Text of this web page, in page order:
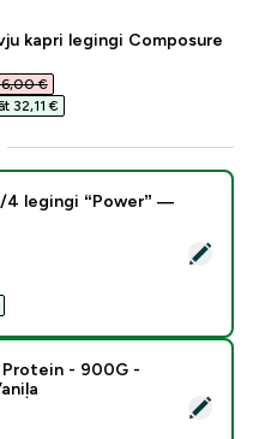
kapri legingi Composure
€‎
32,11 €‎
sieviešu 3/4 legingi “Power”
4 legingi “Power” —
price
Whey Protein - 900G -
- 900G -